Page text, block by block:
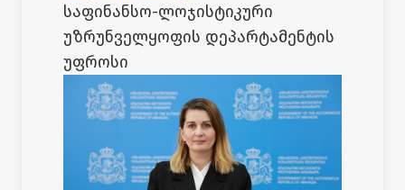
საფინანსო-ლოჯისტიკური
უზრუნველყოფის დეპარტამენტის
უფროსი